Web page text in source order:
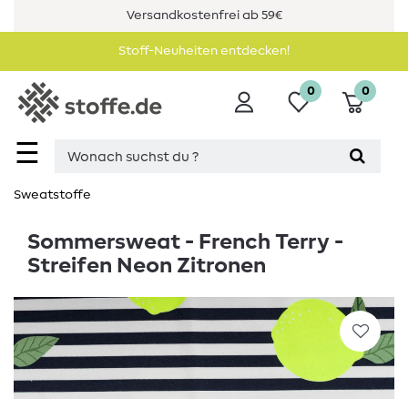
Versandkostenfrei ab 59€
Stoff-Neuheiten entdecken!
☰
0 0
Sweatstoffe
Sommersweat - French Terry -
Streifen Neon Zitronen